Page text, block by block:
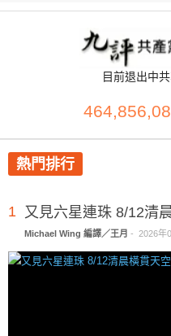
目前退出中
熱門排行
1 又見六星連珠 8/12清
Michael Wing 編譯／王月 - 2026年